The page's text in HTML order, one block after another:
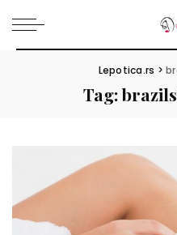
Lepotica.rs >
Tag: